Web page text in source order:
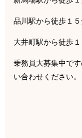
品川駅から徒歩１
大井町駅から徒歩
乗務員大募集中で
い合わせください。